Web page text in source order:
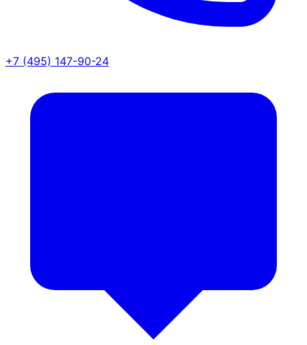
+7 (495) 147-90-24